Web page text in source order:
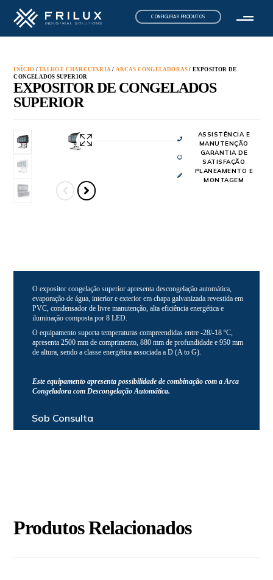
CONFIGURAR PRODUTOS
INÍCIO /TALHO E CHARCUTARIA / ARCAS CONGELADORAS / EXPOSITOR DE
CONGELADOS SUPERIOR
EXPOSITOR DE CONGELADOS
SUPERIOR
ASSISTÊNCIA E
MANUTENÇÃO
GARANTIA DE
SATISFAÇÃO
PLANEAMENTO E
MONTAGEM
O expositor congelação superior apresenta descongelação automática,
evaporação de água, interior e exterior em chapa galvanizada revestida em
PVC, condensador de livre manutenção, alta eficiência energética e
iluminação composta por 8 LED.
O equipamento suporta temperaturas compreendidas entre -28/-18 ºC,
apresenta 2500 mm de comprimento, 880 mm de profundidade e 950 mm
de altura, sendo a classe energética associada a D (A to G).
Este equipamento apresenta possibilidade de combinação com a Arca
Congeladora com Descongelação Automática.
Sob Consulta
Produtos Relacionados